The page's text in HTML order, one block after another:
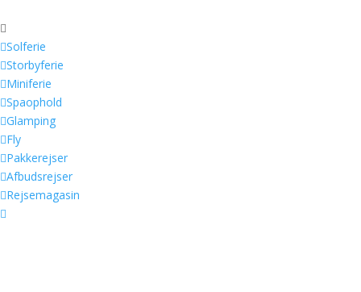

Solferie
Storbyferie
Miniferie
Spaophold
Glamping
Fly
Pakkerejser
Afbudsrejser
Rejsemagasin
